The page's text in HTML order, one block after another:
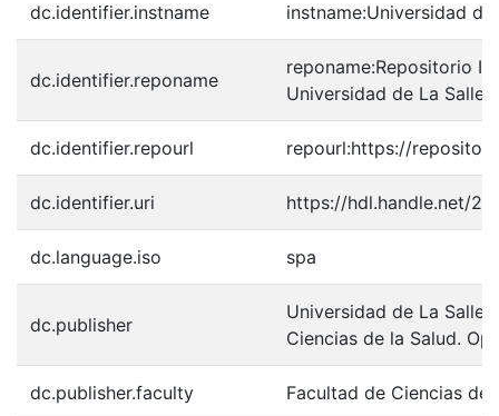
dc.identifier.instname instname:Universidad de
dc.identifier.reponame
reponame:Repositorio
Universidad de La Salle
dc.identifier.repourl repourl:https://
dc.identifier.uri https://hdl.handle.net/
dc.language.iso spa
dc.publisher
Universidad de La Salle.
Ciencias de la Salud.
dc.publisher.faculty Facultad de Ciencias de